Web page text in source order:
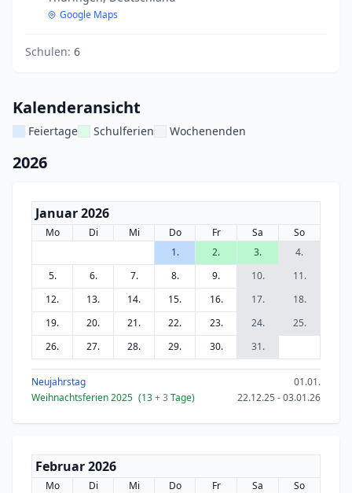
Google Maps
Schulen: 6
Kalenderansicht
Feiertage Schulferien Wochenenden
2026
Januar 2026
Mo Di Mi Do Fr Sa
So
1.
2. 3.
4.
5.
6. 7. 8. 9. 10.
11.
12.
13. 14. 15. 16. 17.
18.
19.
20. 21. 22. 23. 24.
25.
26.
27. 28. 29. 30. 31.
Neujahrstag
01.01.
Weihnachtsferien 2025 (13+ 3 Tage) 22.12.25 - 03.01.26
Februar 2026
Mo Di Mi Do Fr Sa
So